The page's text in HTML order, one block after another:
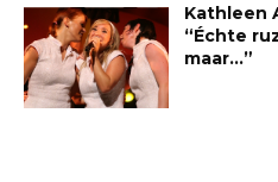
Kathleen
“Échte
maar…”